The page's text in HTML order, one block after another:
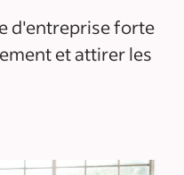
d'entreprise forte
et attirer les